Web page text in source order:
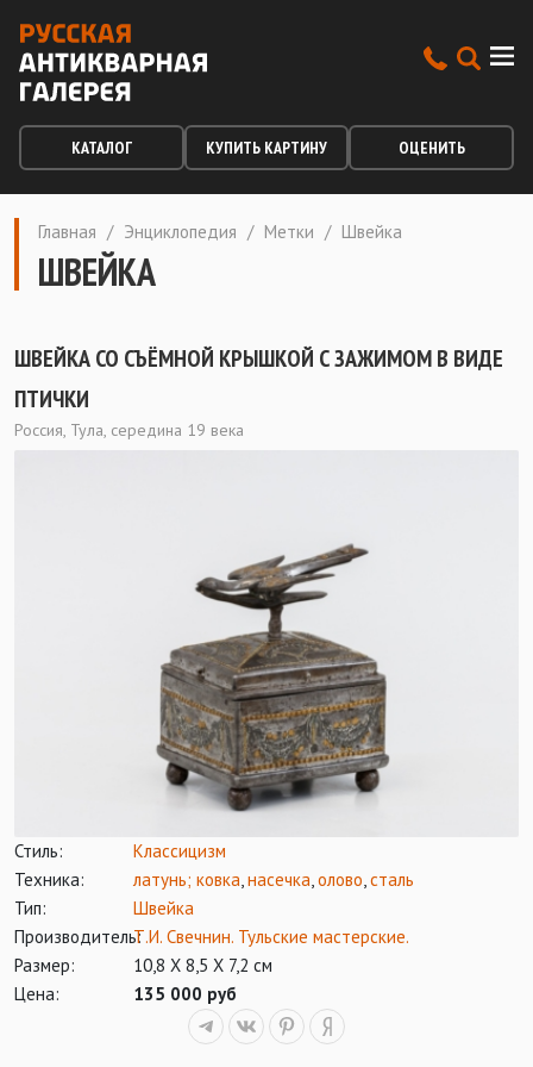
КАТАЛОГ КУПИТЬ КАРТИНУ ОЦЕНИТЬ
Главная / Энциклопедия / Метки / Швейка
ШВЕЙКА
ШВЕЙКА СО СЪЁМНОЙ КРЫШКОЙ С ЗАЖИМОМ В ВИДЕ
ПТИЧКИ
Россия, Тула, середина 19 века
Стиль:
Классицизм
Техника:
латунь; ковка,насечка,олово,сталь
Тип:
Швейка
Производитель:Т.И. Свечнин. Тульские мастерские.
Размер:
10,8 Х 8,5 Х 7,2 см
Цена:
135 000 руб